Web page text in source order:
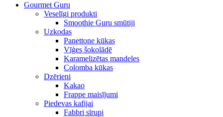
Gourmet Guru
Veselīgi produkti
Smoothie Guru smūtiji
Uzkodas
Panettone kūkas
Vīģes šokolādē
Karamelizētas mandeles
Colomba kūkas
Dzērieni
Kakao
Frappe maisījumi
Piedevas kafijai
Fabbri sīrupi